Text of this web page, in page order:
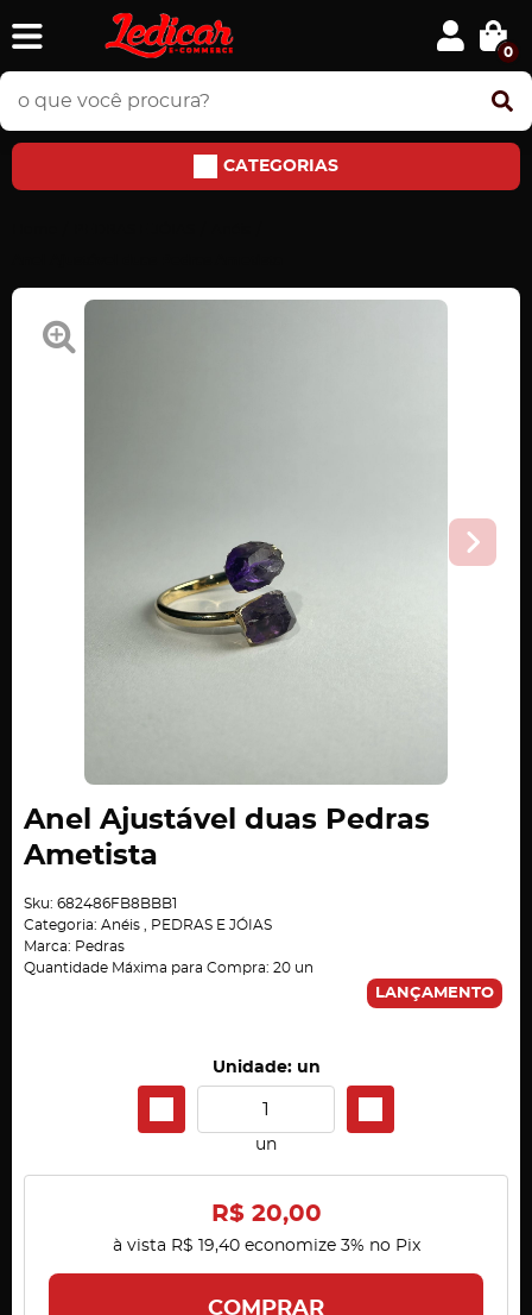
0
CATEGORIAS
Anel Ajustável duas Pedras
Ametista
Sku: 682486FB8BBB1
Categoria: Anéis
PEDRAS E JÓIAS
Marca: Pedras
Quantidade Máxima para Compra: 20 un
LANÇAMENTO
Unidade: un
un
R$ 20,00
à vista R$ 19,40economize 3% no Pix
COMPRAR